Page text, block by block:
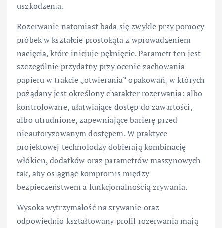
uszkodzenia.
Rozerwanie natomiast bada się zwykle przy pomocy
próbek w kształcie prostokąta z wprowadzeniem
nacięcia, które inicjuje pęknięcie. Parametr ten jest
szczególnie przydatny przy ocenie zachowania
papieru w trakcie „otwierania” opakowań, w których
pożądany jest określony charakter rozerwania: albo
kontrolowane, ułatwiające dostęp do zawartości,
albo utrudnione, zapewniające barierę przed
nieautoryzowanym dostępem. W praktyce
projektowej technolodzy dobierają kombinację
włókien, dodatków oraz parametrów maszynowych
tak, aby osiągnąć kompromis między
bezpieczeństwem a funkcjonalnością zrywania.
Wysoka wytrzymałość na zrywanie oraz
odpowiednio kształtowany profil rozerwania mają